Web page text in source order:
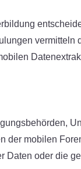
vermitteln
der mobilen
Daten oder die